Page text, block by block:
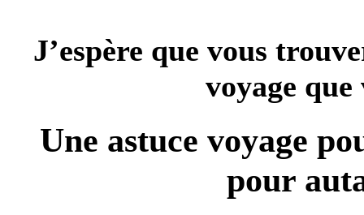
J’espère que vous
voyage
Une astuce voyage
pour